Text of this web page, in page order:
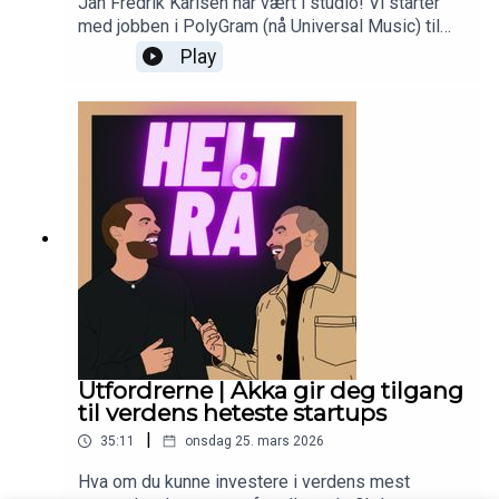
med jobben i PolyGram (nå Universal Music) til
gjennombruddet med Idol og rollen som
artistmanager til byggingen av Playroom og
salget av selskapet og videre inn i eventbransjen.
En veldig inspirerende karriere! Vi snakker om
reisen, magefølelse, beslutninger og hva som
faktisk skal til for å bygge noe som treffer.
Play
Utfordrerne | Akka gir deg tilgang
til verdens heteste startups
35:11 onsdag 25. mars 2026
Hva om du kunne investere i verdens mest